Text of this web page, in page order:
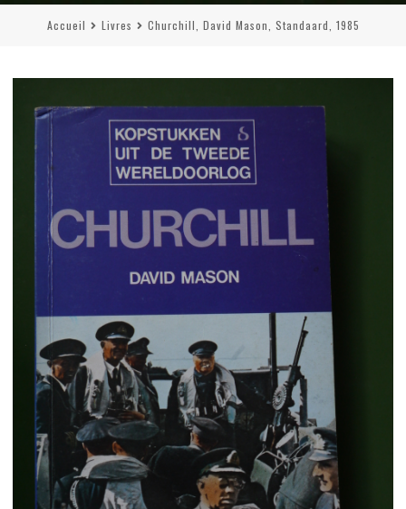
Accueil Livres Churchill, David Mason, Standaard, 1985